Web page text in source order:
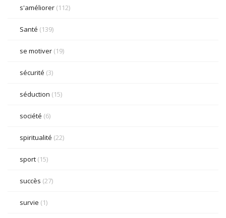
s'améliorer (112)
Santé (139)
se motiver (19)
sécurité (3)
séduction (15)
société (6)
spiritualité (22)
sport (15)
succès (27)
survie (1)